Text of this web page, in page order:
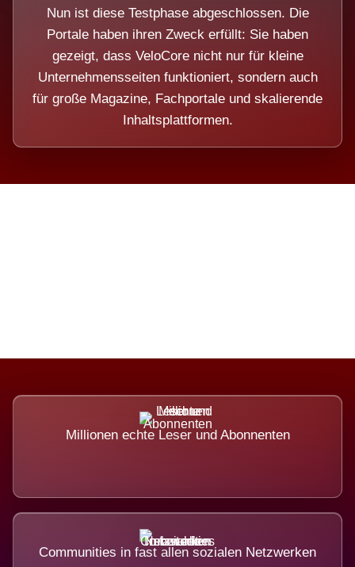
Nun ist diese Testphase abgeschlossen. Die
Portale haben ihren Zweck erfüllt: Sie haben
gezeigt, dass VeloCore nicht nur für kleine
Unternehmensseiten funktioniert, sondern auch
für große Magazine, Fachportale und skalierende
Inhaltsplattformen.
Millionen echte Leser und Abonnenten
Communities in fast allen sozialen Netzwerken